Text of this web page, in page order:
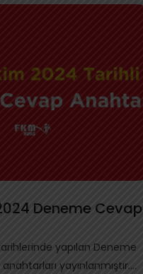
Deneme Cevap
yapılan Deneme
yayınlanmıştır.